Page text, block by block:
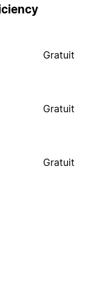
Gratuit
Gratuit
Gratuit